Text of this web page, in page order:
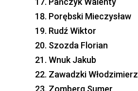
Porębski Mieczysław
Rudź Wiktor
Szozda Florian
Wnuk Jakub
Zawadzki Włodzimierz
Zomberg Sumer